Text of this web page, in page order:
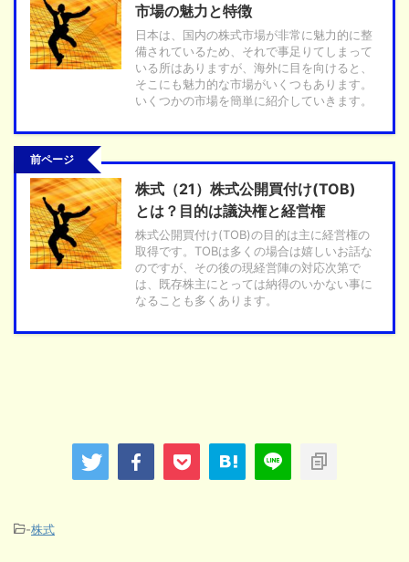
市場の魅力と特徴
日本は、国内の株式市場が非常に魅力的に整
備されているため、それで事足りてしまって
いる所はありますが、海外に目を向けると、
そこにも魅力的な市場がいくつもあります。
いくつかの市場を簡単に紹介していきます。
前ページ
株式（21）株式公開買付け(TOB)
とは？目的は議決権と経営権
株式公開買付け(TOB)の目的は主に経営権の
取得です。TOBは多くの場合は嬉しいお話な
のですが、その後の現経営陣の対応次第で
は、既存株主にとっては納得のいかない事に
なることも多くあります。
-株式